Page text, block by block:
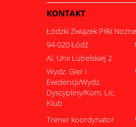
KONTAKT
Łódzki Związek Piłki
94-020 Łódź
Al. Unii Lubelskiej 2
Wydz. Gier i
Ewidencji/Wydz.
Dyscypliny/Kom. Lic.
Klub
Trener koordynator